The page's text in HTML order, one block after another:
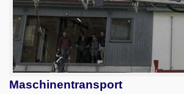
Maschinentransport